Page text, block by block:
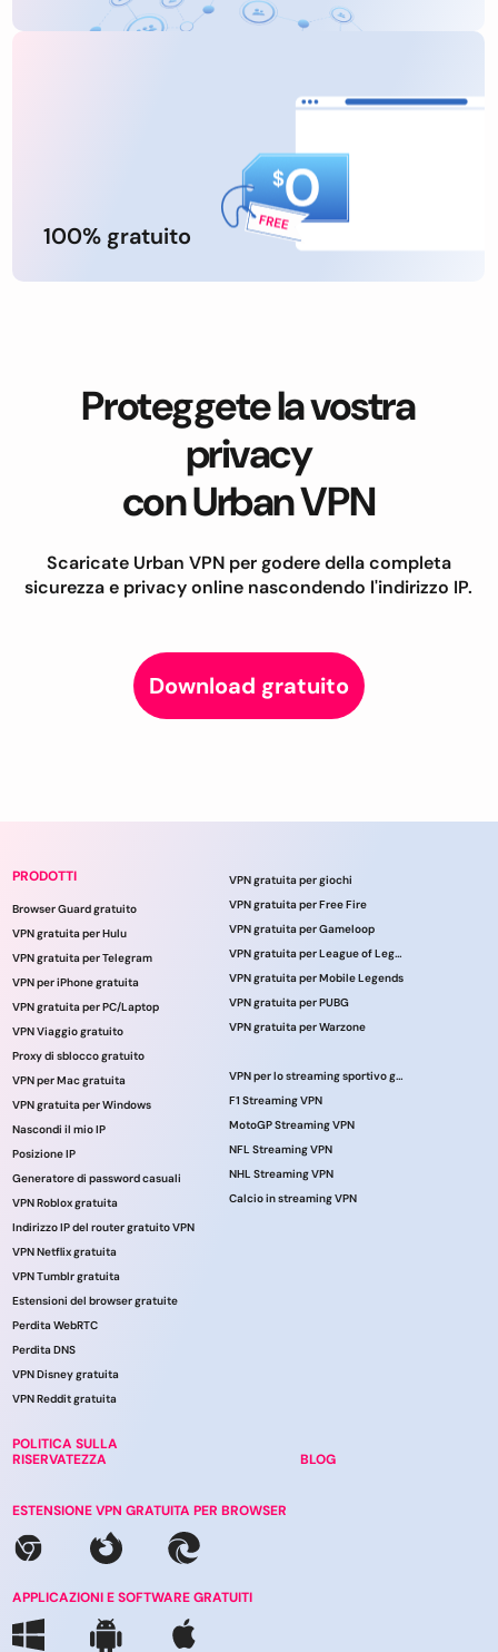
100% gratuito
Proteggete la vostra
privacy
con Urban VPN
Scaricate Urban VPN per godere della completa
sicurezza e privacy online nascondendo l'indirizzo IP.
Download gratuito
PRODOTTI
Browser Guard gratuito
VPN gratuita per Hulu
VPN gratuita per Telegram
VPN per iPhone gratuita
VPN gratuita per PC/Laptop
VPN Viaggio gratuito
Proxy di sblocco gratuito
VPN per Mac gratuita
VPN gratuita per Windows
Nascondi il mio IP
Posizione IP
Generatore di password casuali
VPN Roblox gratuita
Indirizzo IP del router gratuito VPN
VPN Netflix gratuita
VPN Tumblr gratuita
Estensioni del browser gratuite
Perdita WebRTC
Perdita DNS
VPN Disney gratuita
VPN Reddit gratuita
POLITICA SULLA
RISERVATEZZA
VPN gratuita per giochi
VPN gratuita per Free Fire
VPN gratuita per Gameloop
VPN gratuita per League of Legends
VPN gratuita per Mobile Legends
VPN gratuita per PUBG
VPN gratuita per Warzone
VPN per lo streaming sportivo gratuito
F1 Streaming VPN
MotoGP Streaming VPN
NFL Streaming VPN
NHL Streaming VPN
Calcio in streaming VPN
BLOG
ESTENSIONE VPN GRATUITA PER BROWSER
APPLICAZIONI E SOFTWARE GRATUITI